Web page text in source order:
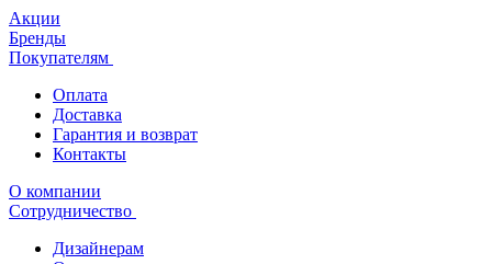
Акции
Бренды
Покупателям
Оплата
Доставка
Гарантия и возврат
Контакты
О компании
Сотрудничество
Дизайнерам